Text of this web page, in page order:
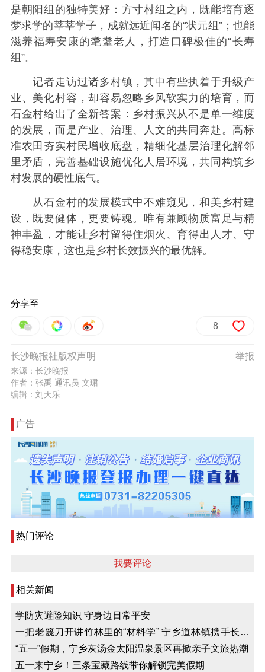
是朝阳组的独特美好：方寸村组之内，既能培育逐
梦求学的莘莘学子，成就远近闻名的“状元组”；也能
滋养福寿安康的耄耋老人，打造口碑极佳的“长寿
组”。
记者走访过诸多村镇，其中有些执着于升级产
业、美化村容，却容易忽略乡风软实力的培育，而
石金村给出了全新答案：乡村振兴从不是单一维度
的发展，而是产业、治理、人文的共同奔赴。高标
准农田夯实村民增收底盘，精细化基层治理化解邻
里矛盾，完善基础设施优化人居环境，共同构筑乡
村发展的硬性底气。
从石金村的发展模式中不难窥见，和美乡村建
设，既要健体，更要铸魂。唯有兼顾物质富足与精
神丰盈，才能让乡村留得住烟火、育得出人才、守
得稳安康，这也是乡村长效振兴的最优解。
分享至
8
举报
长沙晚报社版权声明
来源：长沙晚报
作者：张禹 通讯员 文珺
编辑：刘天乐
广告
热门评论
我要评论
相关新闻
学防灾避险知识 守身边日常平安
一把老篾刀开讲竹林里的“材料学” 宁乡道林镇携手长沙
理工大学举办“建构节”
“五一”假期，宁乡灰汤金太阳温泉景区再掀亲子文旅热潮
五一来宁乡！三条宝藏路线带你解锁完美假期